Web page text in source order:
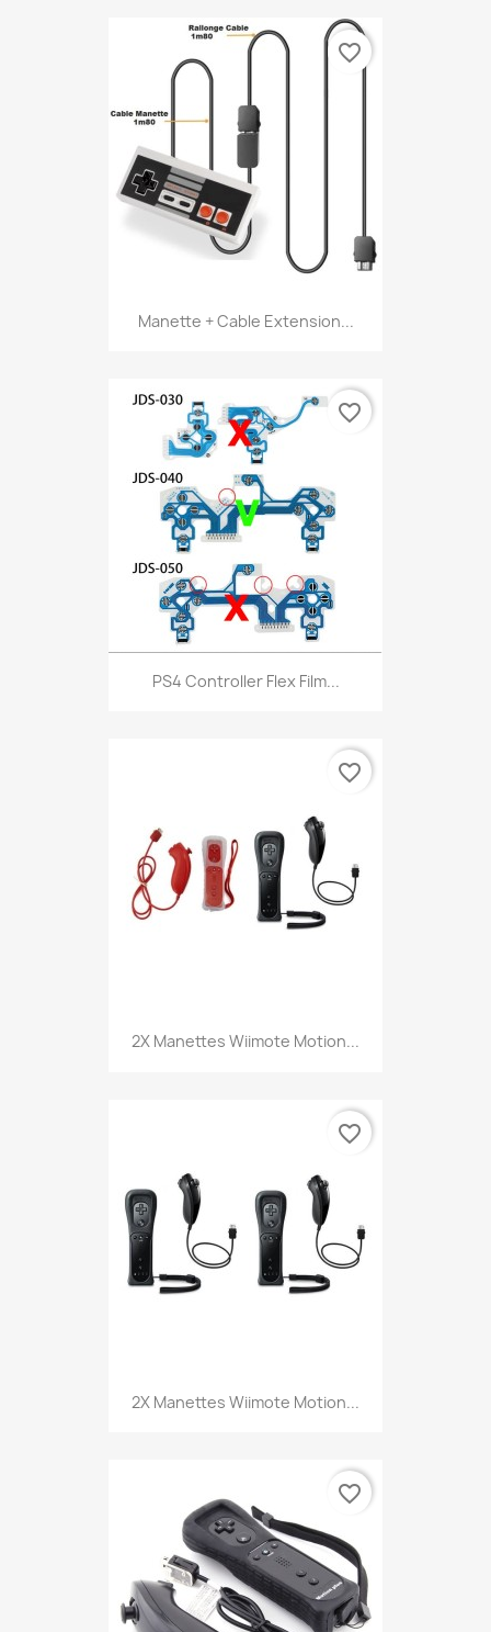
Manette + Cable Extension...
favorite_border
PS4 Controller Flex Film...
favorite_border
2X Manettes Wiimote Motion...
favorite_border
2X Manettes Wiimote Motion...
favorite_border
favorite_border